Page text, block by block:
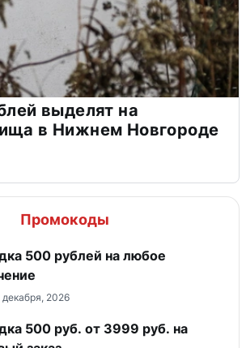
выделят на
в Нижнем Новгороде
Промокоды
500 рублей на любое
2026
500 руб. от 3999 руб. на